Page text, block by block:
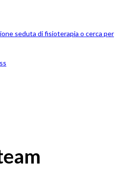
seduta di fisioterapia o cerca per